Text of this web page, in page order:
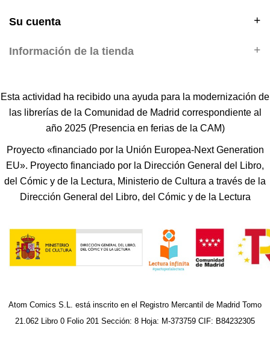
Su cuenta
Información de la tienda
Esta actividad ha recibido una ayuda para la modernización de
las librerías de la Comunidad de Madrid correspondiente al
año 2025 (Presencia en ferias de la CAM)
Proyecto «financiado por la Unión Europea-Next Generation
EU». Proyecto financiado por la Dirección General del Libro,
del Cómic y de la Lectura, Ministerio de Cultura a través de la
Dirección General del Libro, del Cómic y de la Lectura
Atom Comics S.L. está inscrito en el Registro Mercantil de Madrid Tomo
21.062 Libro 0 Folio 201 Sección: 8 Hoja: M-373759 CIF: B84232305